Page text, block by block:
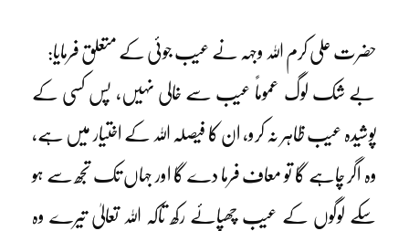
حضرت علی کرم اللہ وجہہ نے عیب جوئی کے متعلق فرمایا:
بے شک لوگ عموماً عیب سے خالی نہیں، پس کسی کے
پوشیدہ عیب ظاہر نہ کرو، ان کا فیصلہ اللہ کے اختیار میں ہے،
وہ اگر چاہے گا تو معاف فرما دے گا اور جہاں تک تجھ سے ہو
سکے لوگوں کے عیب چھپائے رکھ تاکہ اللہ تعالیٰ تیرے وہ